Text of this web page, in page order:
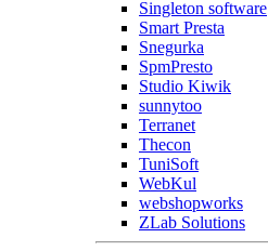
Singleton software
Smart Presta
Snegurka
SpmPresto
Studio Kiwik
sunnytoo
Terranet
Thecon
TuniSoft
WebKul
webshopworks
ZLab Solutions